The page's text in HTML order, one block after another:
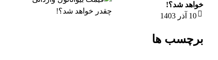
خواهد شد؟!
10 آذر 1403
برچسب ها